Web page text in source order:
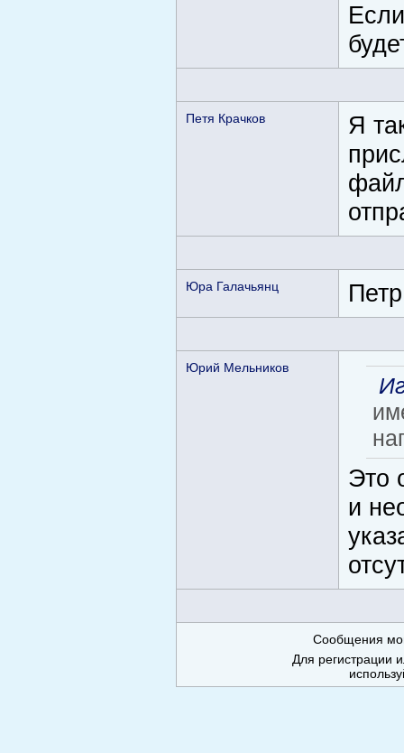
Петя Крачков
Я
Юра Галачьянц
Юрий Мельников
Это
и
Сообщения
Для регистрации